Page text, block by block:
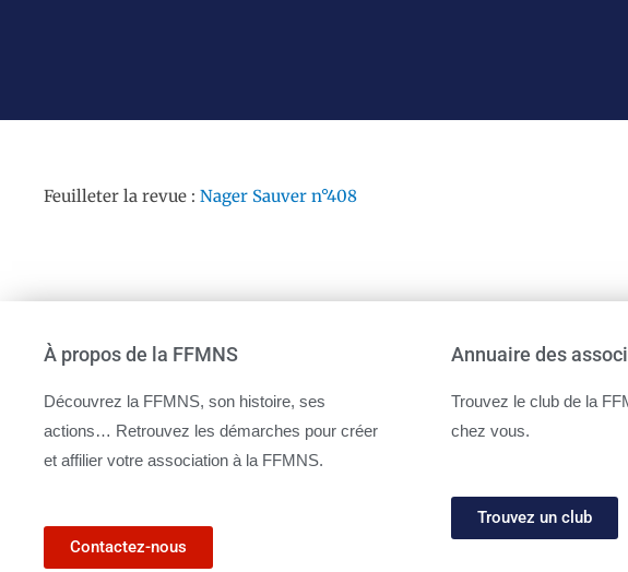
Feuilleter la revue : Nager Sauver n°408
À propos de la FFMNS
Découvrez la FFMNS, son histoire, ses
actions… Retrouvez les démarches pour créer
et affilier votre association à la FFMNS.
Contactez-nous
Annuaire des
Trouvez le club de la
chez vous.
Trouvez un club